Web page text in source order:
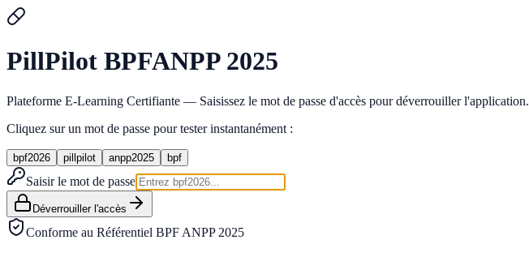
PillPilot BPFANPP 2025
Plateforme E-Learning Certifiante — Saisissez le mot de passe d'accès pour déverrouiller l'application.
Cliquez sur un mot de passe pour tester instantanément :
bpf2026 pillpilot anpp2025 bpf
Saisir le mot de passe
Déverrouiller l'accès
Conforme au Référentiel BPF ANPP 2025